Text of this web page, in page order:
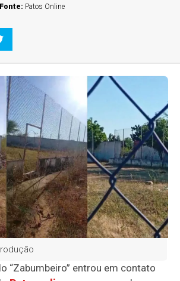
Fonte: Patos Online
“Zabumbeiro” entrou em contato